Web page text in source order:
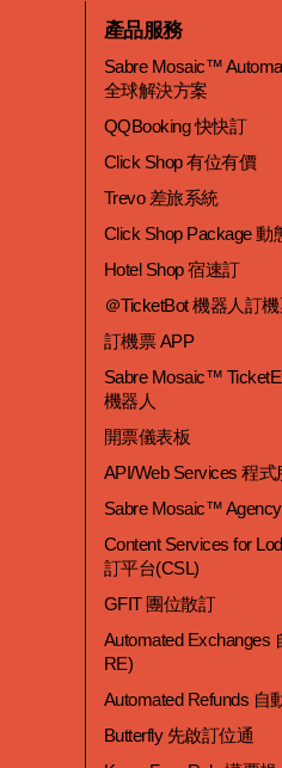
產品服務
Sabre Mosaic™
全球解決方案
QQBooking 快快訂
Click Shop 有位有價
Trevo 差旅系統
Click Shop Package 動
Hotel Shop 宿速訂
＠TicketBot 機器人訂
訂機票 APP
Sabre Mosaic™
機器人
開票儀表板
API/Web Services 程式
Sabre Mosaic™
Content Services for
訂平台(CSL)
GFIT 團位散訂
Automated Exchanges
RE)
Automated Refunds 自
Butterfly 先啟訂位通